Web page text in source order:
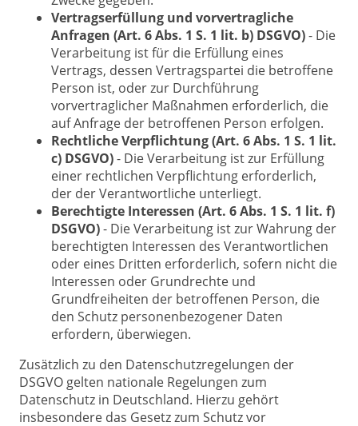
Vertragserfüllung und vorvertragliche
Anfragen (Art. 6 Abs. 1 S. 1 lit. b) DSGVO)- Die
Verarbeitung ist für die Erfüllung eines
Vertrags, dessen Vertragspartei die betroffene
Person ist, oder zur Durchführung
vorvertraglicher Maßnahmen erforderlich, die
auf Anfrage der betroffenen Person erfolgen.
Rechtliche Verpflichtung (Art. 6 Abs. 1 S. 1 lit.
c) DSGVO)- Die Verarbeitung ist zur Erfüllung
einer rechtlichen Verpflichtung erforderlich,
der der Verantwortliche unterliegt.
Berechtigte Interessen (Art. 6 Abs. 1 S. 1 lit. f)
DSGVO)- Die Verarbeitung ist zur Wahrung der
berechtigten Interessen des Verantwortlichen
oder eines Dritten erforderlich, sofern nicht die
Interessen oder Grundrechte und
Grundfreiheiten der betroffenen Person, die
den Schutz personenbezogener Daten
erfordern, überwiegen.
Zusätzlich zu den Datenschutzregelungen der
DSGVO gelten nationale Regelungen zum
Datenschutz in Deutschland. Hierzu gehört
insbesondere das Gesetz zum Schutz vor